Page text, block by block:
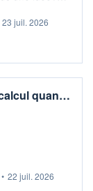
23 juil. 2026
quan…
• 22 juil. 2026